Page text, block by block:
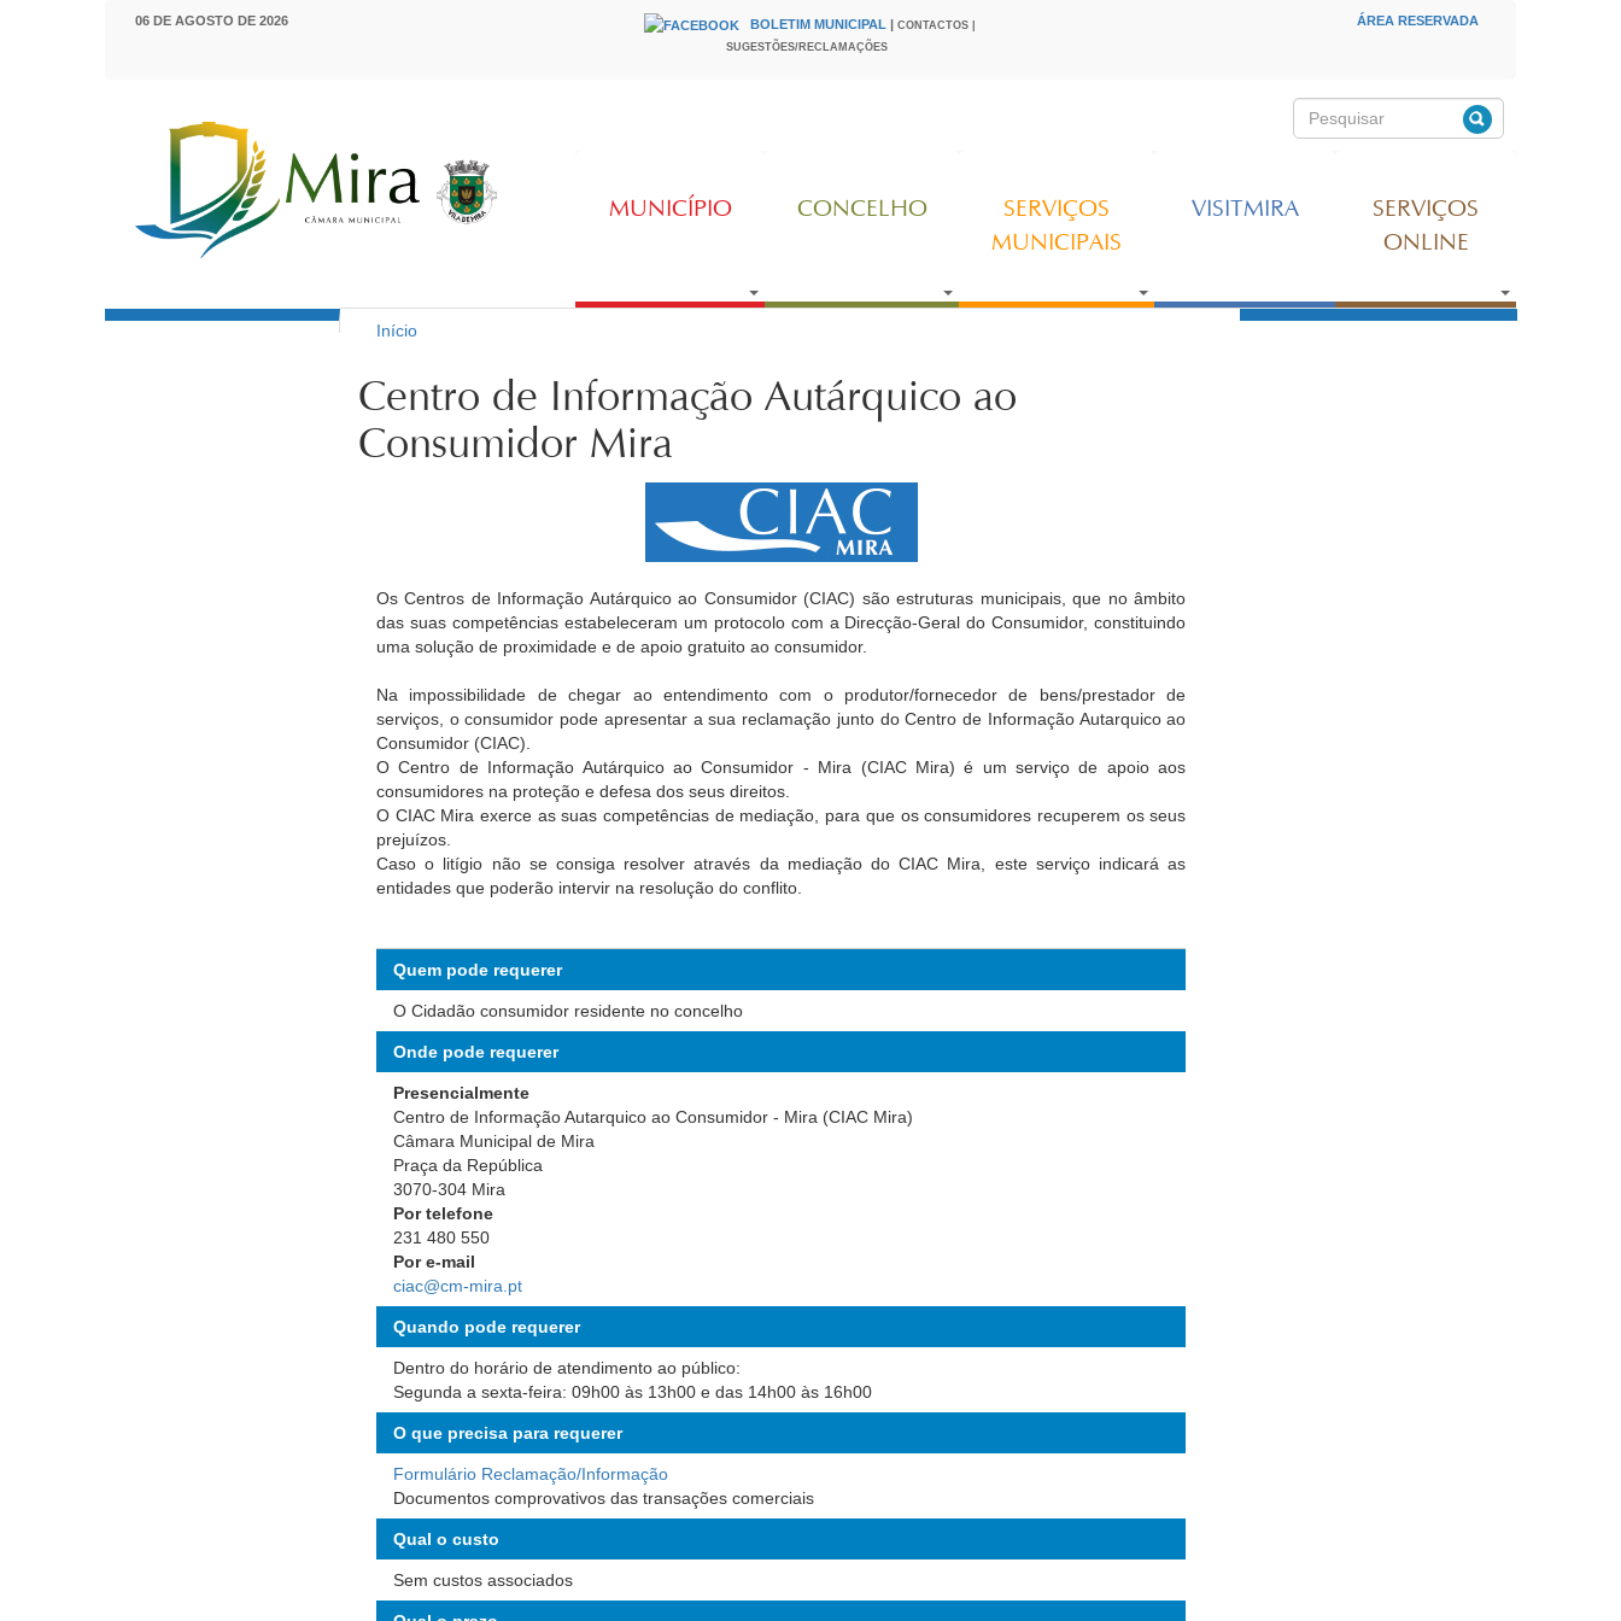
Passar para o conteúdo principal
06 DE AGOSTO DE 2026
HEADER
BOLETIM MUNICIPAL |CONTACTOS |
SUGESTÕES/RECLAMAÇÕES
ÁREA RESERVADA
Formulário de
Pesquisar
MUNICÍPIO CONCELHO
SERVIÇOS
MUNICIPAIS
VISITMIRA
SERVIÇOS
ONLINE
Início
Centro de Informação Autárquico ao
Consumidor Mira
Os Centros de Informação Autárquico ao Consumidor (CIAC) são estruturas municipais, que no âmbito
das suas competências estabeleceram um protocolo com a Direcção-Geral do Consumidor, constituindo
uma solução de proximidade e de apoio gratuito ao consumidor.
Na impossibilidade de chegar ao entendimento com o produtor/fornecedor de bens/prestador de
serviços, o consumidor pode apresentar a sua reclamação junto do Centro de Informação Autarquico ao
Consumidor (CIAC).
O Centro de Informação Autárquico ao Consumidor - Mira (CIAC Mira) é um serviço de apoio aos
consumidores na proteção e defesa dos seus direitos.
O CIAC Mira exerce as suas competências de mediação, para que os consumidores recuperem os seus
prejuízos.
Caso o litígio não se consiga resolver através da mediação do CIAC Mira, este serviço indicará as
entidades que poderão intervir na resolução do conflito.
Quem pode requerer
O Cidadão consumidor residente no concelho
Onde pode requerer
Presencialmente
Centro de Informação Autarquico ao Consumidor - Mira (CIAC Mira)
Câmara Municipal de Mira
Praça da República
3070-304 Mira
Por telefone
231 480 550
Por e-mail
ciac@cm-mira.pt
Quando pode requerer
Dentro do horário de atendimento ao público:
Segunda a sexta-feira: 09h00 às 13h00 e das 14h00 às 16h00
O que precisa para requerer
Formulário Reclamação/Informação
Documentos comprovativos das transações comerciais
Qual o custo
Sem custos associados